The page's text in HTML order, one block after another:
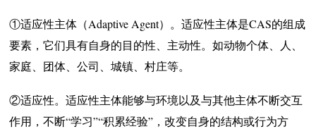
①适应性主体（Adaptive Agent）。适应性主体是CAS的组成
要素，它们具有自身的目的性、主动性。如动物个体、人、
家庭、团体、公司、城镇、村庄等。
②适应性。适应性主体能够与环境以及与其他主体不断交互
作用，不断“学习”“积累经验”，改变自身的结构或行为方